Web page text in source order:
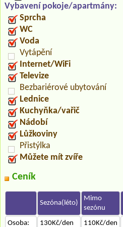
Vybavení pokoje/apartmány:
Sprcha
WC
Voda
Vytápění
Internet/WiFi
Televize
Bezbariérové ubytování
Lednice
Kuchyňka/vařič
Nádobí
Lůžkoviny
Přistýlka
Můžete mít zvíře
Ceník
Sezóna(léto)
Mimo
sezónu
Osoba:
130Kč/den 110Kč/den